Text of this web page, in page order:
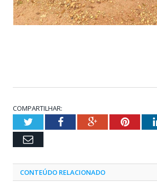
COMPARTILHAR:
TwitterFacebookGoogle+
Email
CONTEÚDO RELACIONADO